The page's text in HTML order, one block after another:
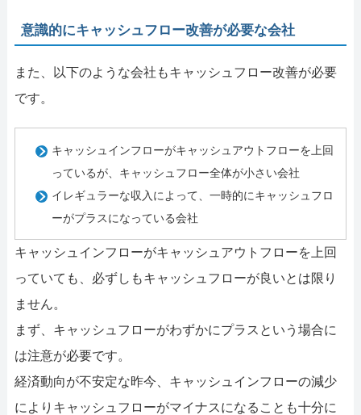
意識的にキャッシュフロー改善が必要な会社
また、以下のような会社もキャッシュフロー改善が必要
です。
キャッシュインフローがキャッシュアウトフローを上回
っているが、キャッシュフロー全体が小さい会社
イレギュラーな収入によって、一時的にキャッシュフロ
ーがプラスになっている会社
キャッシュインフローがキャッシュアウトフローを上回
っていても、必ずしもキャッシュフローが良いとは限り
ません。
まず、キャッシュフローがわずかにプラスという場合に
は注意が必要です。
経済動向が不安定な昨今、キャッシュインフローの減少
によりキャッシュフローがマイナスになることも十分に